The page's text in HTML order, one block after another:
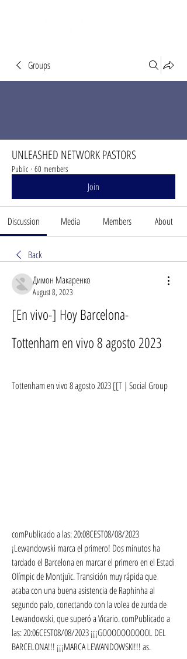
Groups
UNLEASHED NETWORK PASTORS
Public · 60 members
Join
Discussion Media Members About
Back
Димон Макаренко
August 8, 2023
[En vivo-] Hoy Barcelona-
Tottenham en vivo 8 agosto 2023
Tottenham en vivo 8 agosto 2023 [[T | Social Group
comPublicado a las: 20:08CEST08/08/2023
¡Lewandowski marca el primero! Dos minutos ha
tardado el Barcelona en marcar el primero en el Estadi
Olímpic de Montjuïc. Transición muy rápida que
acaba con una buena asistencia de Raphinha al
segundo palo, conectando con la volea de zurda de
Lewandowski, que superó a Vicario. comPublicado a
las: 20:06CEST08/08/2023 ¡¡¡GOOOOOOOOOOL DEL
BARCELONA!!! ¡¡¡MARCA LEWANDOWSKI!!! as.